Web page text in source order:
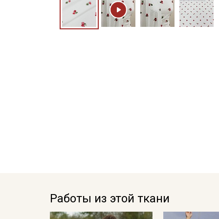
Работы из этой ткани